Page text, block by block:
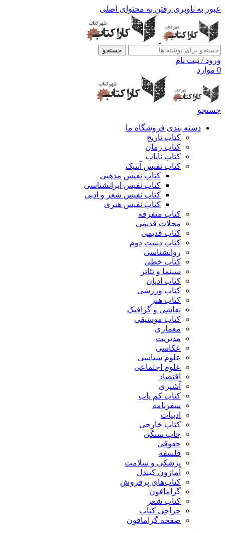
عبور به ناوبری رفتن به محتوای اصلی
جستجو
ورود / ثبت نام
0 موارد
جستجو
دسته بندی فروشگاه ما
کتاب تاریخ
کتاب رمان
کتاب نایاب
کتاب نفیس آنتیک
کتاب نفیس مذهبی
کتاب نفیس ایرانشناسی
کتاب نفیس شعر و ادبی
کتاب نفیس هنری
کتاب متفرقه
مجلات قدیمی
کتاب قدیمی
کتاب دست دوم
روانشناسی
کتاب خطی
سینما و تئاتر
کتاب ادیان
کتاب ورزشی
کتاب هنر
نقاشی و گرافیک
کتاب موسیقی
معماری
مدیریت
عکاسی
علوم سیاسی
علوم اجتماعی
اقتصاد
آشپزی
کتاب کم یاب
سفرنامه
ادبیات
کتاب خارجی
چاپ سنگی
حقوقی
فلسفه
پزشکی و سلامت
آمازون کیندل
کتاب‌های پرفروش
گرامافون
کتاب شعر
حراجی کتاب
صفحه گرامافون